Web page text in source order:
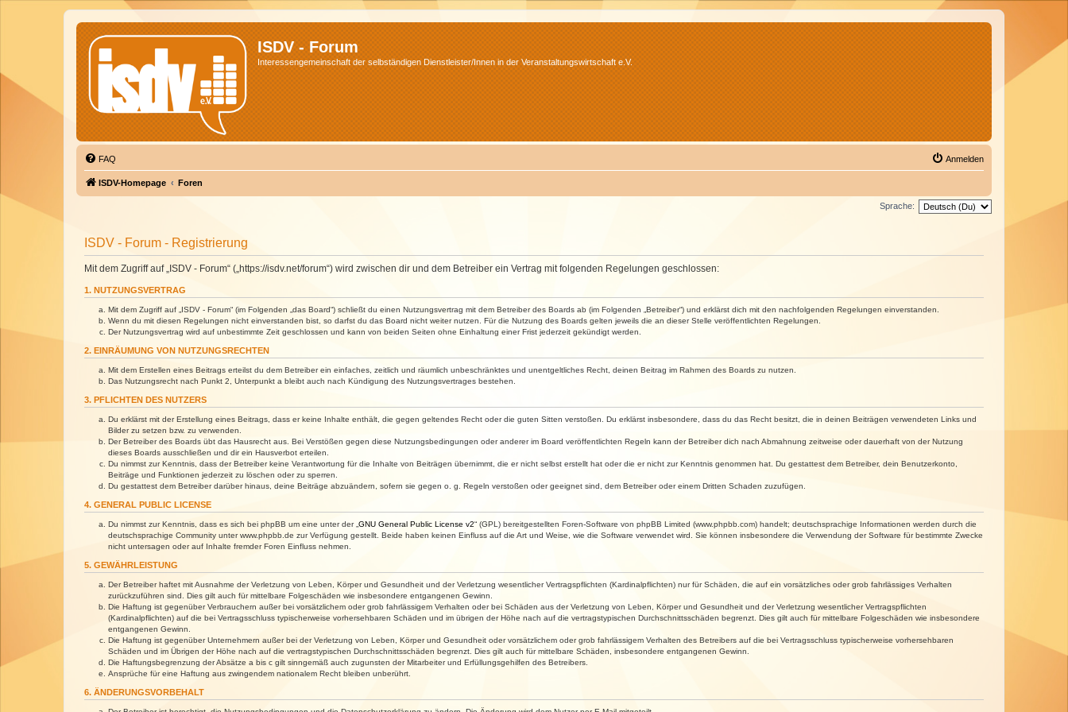
ISDV - Forum
Interessengemeinschaft der selbständigen Dienstleister/Innen in der Veranstaltungswirtschaft e.V.
FAQ Anmelden
ISDV-Homepage Foren
Sprache:
ISDV - Forum - Registrierung
Mit dem Zugriff auf „ISDV - Forum“ („https://isdv.net/forum“) wird zwischen dir und dem Betreiber ein Vertrag mit folgenden Regelungen geschlossen:
1. NUTZUNGSVERTRAG
Mit dem Zugriff auf „ISDV - Forum“ (im Folgenden „das Board“) schließt du einen Nutzungsvertrag mit dem Betreiber des Boards ab (im Folgenden „Betreiber“) und erklärst dich mit den nachfolgenden Regelungen einverstanden.
Wenn du mit diesen Regelungen nicht einverstanden bist, so darfst du das Board nicht weiter nutzen. Für die Nutzung des Boards gelten jeweils die an dieser Stelle veröffentlichten Regelungen.
Der Nutzungsvertrag wird auf unbestimmte Zeit geschlossen und kann von beiden Seiten ohne Einhaltung einer Frist jederzeit gekündigt werden.
2. EINRÄUMUNG VON NUTZUNGSRECHTEN
Mit dem Erstellen eines Beitrags erteilst du dem Betreiber ein einfaches, zeitlich und räumlich unbeschränktes und unentgeltliches Recht, deinen Beitrag im Rahmen des Boards zu nutzen.
Das Nutzungsrecht nach Punkt 2, Unterpunkt a bleibt auch nach Kündigung des Nutzungsvertrages bestehen.
3. PFLICHTEN DES NUTZERS
Du erklärst mit der Erstellung eines Beitrags, dass er keine Inhalte enthält, die gegen geltendes Recht oder die guten Sitten verstoßen. Du erklärst insbesondere, dass du das Recht besitzt, die in deinen Beiträgen verwendeten Links und
Bilder zu setzen bzw. zu verwenden.
Der Betreiber des Boards übt das Hausrecht aus. Bei Verstößen gegen diese Nutzungsbedingungen oder anderer im Board veröffentlichten Regeln kann der Betreiber dich nach Abmahnung zeitweise oder dauerhaft von der Nutzung
dieses Boards ausschließen und dir ein Hausverbot erteilen.
Du nimmst zur Kenntnis, dass der Betreiber keine Verantwortung für die Inhalte von Beiträgen übernimmt, die er nicht selbst erstellt hat oder die er nicht zur Kenntnis genommen hat. Du gestattest dem Betreiber, dein Benutzerkonto,
Beiträge und Funktionen jederzeit zu löschen oder zu sperren.
Du gestattest dem Betreiber darüber hinaus, deine Beiträge abzuändern, sofern sie gegen o. g. Regeln verstoßen oder geeignet sind, dem Betreiber oder einem Dritten Schaden zuzufügen.
4. GENERAL PUBLIC LICENSE
Du nimmst zur Kenntnis, dass es sich bei phpBB um eine unter der „ GNU General Public License v2“ (GPL) bereitgestellten Foren-Software von phpBB Limited (www.phpbb.com) handelt; deutschsprachige Informationen werden durch die
deutschsprachige Community unter www.phpbb.de zur Verfügung gestellt. Beide haben keinen Einfluss auf die Art und Weise, wie die Software verwendet wird. Sie können insbesondere die Verwendung der Software für bestimmte Zwecke
nicht untersagen oder auf Inhalte fremder Foren Einfluss nehmen.
5. GEWÄHRLEISTUNG
Der Betreiber haftet mit Ausnahme der Verletzung von Leben, Körper und Gesundheit und der Verletzung wesentlicher Vertragspflichten (Kardinalpflichten) nur für Schäden, die auf ein vorsätzliches oder grob fahrlässiges Verhalten
zurückzuführen sind. Dies gilt auch für mittelbare Folgeschäden wie insbesondere entgangenen Gewinn.
Die Haftung ist gegenüber Verbrauchern außer bei vorsätzlichem oder grob fahrlässigem Verhalten oder bei Schäden aus der Verletzung von Leben, Körper und Gesundheit und der Verletzung wesentlicher Vertragspflichten
(Kardinalpflichten) auf die bei Vertragsschluss typischerweise vorhersehbaren Schäden und im übrigen der Höhe nach auf die vertragstypischen Durchschnittsschäden begrenzt. Dies gilt auch für mittelbare Folgeschäden wie insbesondere
entgangenen Gewinn.
Die Haftung ist gegenüber Unternehmern außer bei der Verletzung von Leben, Körper und Gesundheit oder vorsätzlichem oder grob fahrlässigem Verhalten des Betreibers auf die bei Vertragsschluss typischerweise vorhersehbaren
Schäden und im Übrigen der Höhe nach auf die vertragstypischen Durchschnittsschäden begrenzt. Dies gilt auch für mittelbare Schäden, insbesondere entgangenen Gewinn.
Die Haftungsbegrenzung der Absätze a bis c gilt sinngemäß auch zugunsten der Mitarbeiter und Erfüllungsgehilfen des Betreibers.
Ansprüche für eine Haftung aus zwingendem nationalem Recht bleiben unberührt.
6. ÄNDERUNGSVORBEHALT